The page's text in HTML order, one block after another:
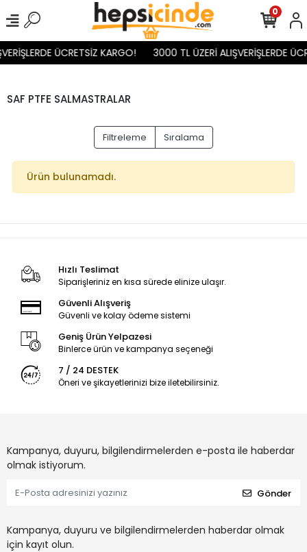
ÜCRETSİZ KARGO! 3000 TL ÜZERİ ALIŞVERİŞLERDE
0
SAF PTFE SALMASTRALAR
Filtreleme Sıralama
Ürün bulunamadı.
Hızlı Teslimat
Siparişleriniz en kısa sürede elinize ulaşır.
Güvenli Alışveriş
Güvenli ve kolay ödeme sistemi
Geniş Ürün Yelpazesi
Binlerce ürün ve kampanya seçeneği
7 / 24 DESTEK
Öneri ve şikayetlerinizi bize iletebilirsiniz.
Kampanya, duyuru, bilgilendirmelerden e-posta ile haberdar
olmak istiyorum.
Gönder
Kampanya, duyuru ve bilgilendirmelerden haberdar olmak
için kayıt olun.